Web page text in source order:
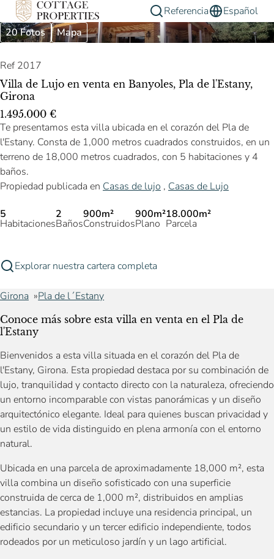
Referencia
Español
20 Fotos
Mapa
Ref 2017
Villa de Lujo en venta en Banyoles, Pla de l'Estany,
Girona
1.495.000 €
Te presentamos esta villa ubicada en el corazón del Pla de
l'Estany. Consta de 1,000 metros cuadrados construidos, en un
terreno de 18,000 metros cuadrados, con 5 habitaciones y 4
baños.
Propiedad publicada en Casas de lujo , Casas de Lujo
5
Habitaciones
2
Baños
900m²
Construidos
900m²
Plano
18.000m²
Parcela
Explorar nuestra cartera completa
Girona Pla de l´Estany
Conoce más sobre esta villa en venta en el Pla de
l'Estany
Bienvenidos a esta villa situada en el corazón del Pla de
l'Estany, Girona. Esta propiedad destaca por su combinación de
lujo, tranquilidad y contacto directo con la naturaleza, ofreciendo
un entorno incomparable con vistas panorámicas y un diseño
arquitectónico elegante. Ideal para quienes buscan privacidad y
un estilo de vida distinguido en plena armonía con el entorno
natural.
Ubicada en una parcela de aproximadamente 18,000 m², esta
villa combina un diseño sofisticado con una superficie
construida de cerca de 1,000 m², distribuidos en amplias
estancias. La propiedad incluye una residencia principal, un
edificio secundario y un tercer edificio independiente, todos
rodeados por un meticuloso jardín y un lago artificial.